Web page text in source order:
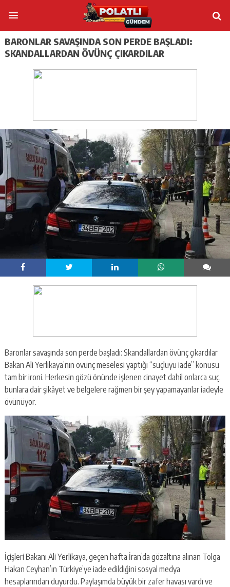
BARONLAR SAVAŞINDA SON PERDE BAŞLADI:
SKANDALLARDAN ÖVÜNÇ ÇIKARDILAR
Baronlar savaşında son perde başladı: Skandallardan övünç çıkardılar
Bakan Ali Yerlikaya’nın övünç meselesi yaptığı “suçluyu iade” konusu
tam bir ironi. Herkesin gözü önünde işlenen cinayet dahil onlarca suç,
bunlara dair şikâyet ve belgelere rağmen bir şey yapamayanlar iadeyle
övünüyor.
İçişleri Bakanı Ali Yerlikaya, geçen hafta İran’da gözaltına alınan Tolga
Hakan Ceyhan’ın Türkiye’ye iade edildiğini sosyal medya
hesaplarından duyurdu. Paylaşımda büyük bir zafer havası vardı ve